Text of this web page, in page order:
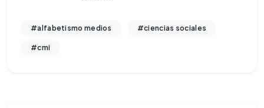
#alfabetismo medios #ciencias sociales
#cmi